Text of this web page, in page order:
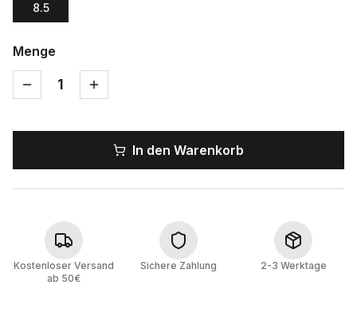
8.5
Menge
1
In den Warenkorb
Kostenloser Versand
ab 50€
Sichere Zahlung 2-3 Werktage